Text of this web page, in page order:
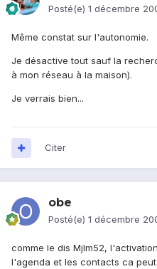
Posté(e) 1 décembre
Même constat sur l'autonomie.
Je désactive tout sauf la
à mon réseau à la maison).
Je verrais bien...
Citer
obe
Posté(e) 1 décembre
comme le dis Mjlm52,
l'agenda et les contacts ca